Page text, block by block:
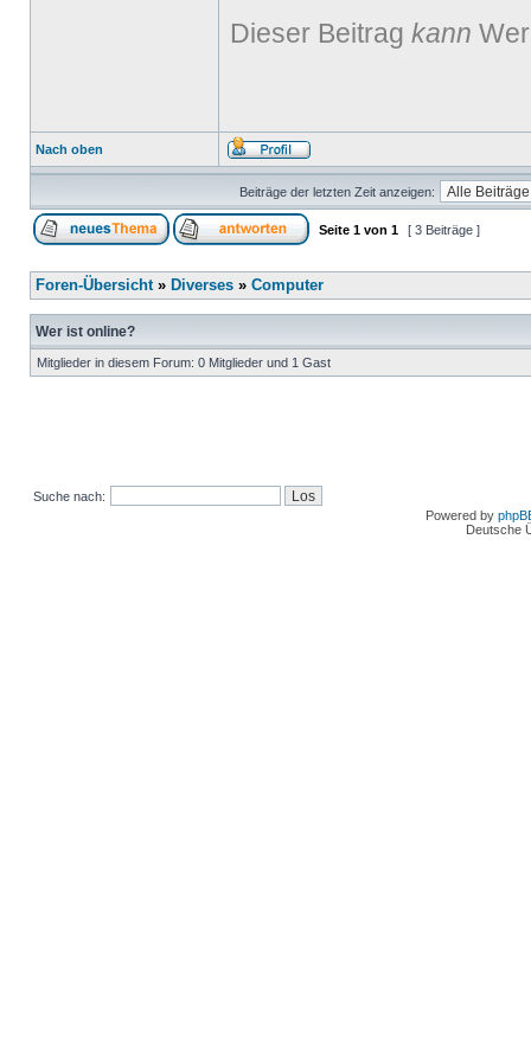
Dieser Beitrag kann
Nach oben
Beiträge der letzten Zeit anzeigen:
Seite 1 von 1 [ 3 Beiträge ]
Foren-Übersicht» Diverses » Computer
Wer ist online?
Mitglieder in diesem Forum: 0 Mitglieder und 1 Gast
Suche nach:
Powered by
Deutsche